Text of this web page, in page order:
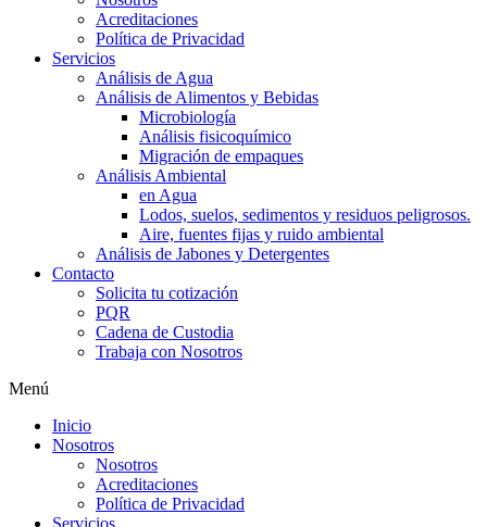
Acreditaciones
Política de Privacidad
Servicios
Análisis de Agua
Análisis de Alimentos y Bebidas
Microbiología
Análisis fisicoquímico
Migración de empaques
Análisis Ambiental
en Agua
Lodos, suelos, sedimentos y residuos peligrosos.
Aire, fuentes fijas y ruido ambiental
Análisis de Jabones y Detergentes
Contacto
Solicita tu cotización
PQR
Cadena de Custodia
Trabaja con Nosotros
Menú
Inicio
Nosotros
Nosotros
Acreditaciones
Política de Privacidad
Servicios